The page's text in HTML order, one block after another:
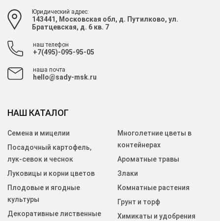
Юридический адрес:
143441, Московская обл, д. Путилково, ул.
Братцевская, д. 6 кв. 7
наш телефон
+7(495)-095-95-05
наша почта
hello@sady-msk.ru
НАШ КАТАЛОГ
Семена и мицелии
Посадочный картофель,
лук-севок и чеснок
Луковицы и корни цветов
Плодовые и ягодные
культуры
Декоративные лиственные
Многолетние цветы в
контейнерах
Ароматные травы
Злаки
Комнатные растения
Грунт и торф
Химикаты и удобрения